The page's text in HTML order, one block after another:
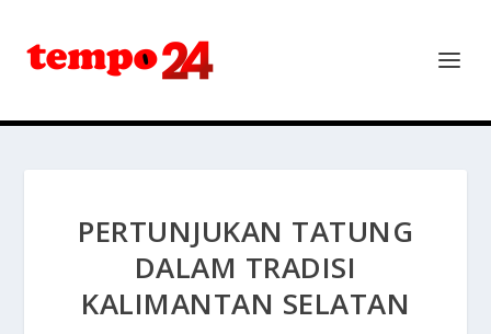
PERTUNJUKAN TATUNG
DALAM TRADISI
KALIMANTAN SELATAN